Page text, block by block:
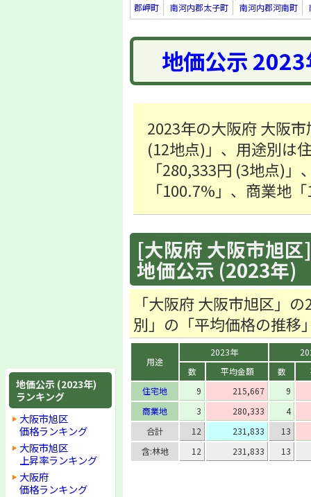
地価公示 (2023年)
ランキング
大阪市旭区
価格ランキング
大阪市旭区
上昇率ランキング
大阪府
価格ランキング
郡岬町
南河内郡太子町 南河内郡河南町
地価公示
2023年の大阪府 大阪
(12地点)」、用途別は
「280,333円 (3地点)
「100.7%」、商業地
[大阪府 大阪市旭
地価公示 (2023年)
「大阪府 大阪市旭区」
別」の「平均価格の推移
用途
2023年
数
平均金額 数
住宅地
9 215,667
9
商業地
3 280,333
4
合計
12 231,833
13
含:林地
12 231,833 13